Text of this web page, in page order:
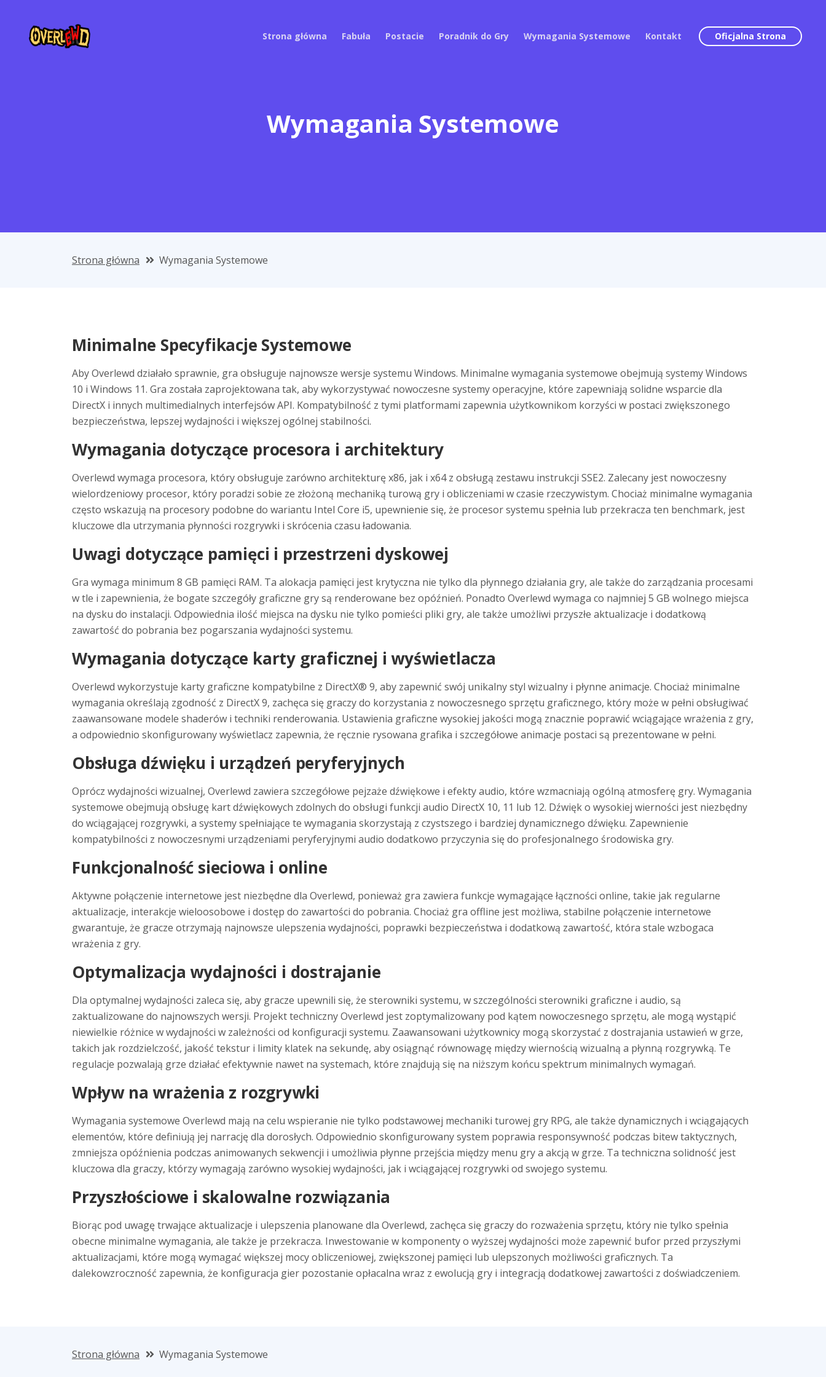
Strona główna Fabuła Postacie Poradnik do Gry Wymagania Systemowe Kontakt Oficjalna Strona
Wymagania Systemowe
Strona główna Wymagania Systemowe
Minimalne Specyfikacje Systemowe
Aby Overlewd działało sprawnie, gra obsługuje najnowsze wersje systemu Windows. Minimalne wymagania systemowe obejmują systemy Windows
10 i Windows 11. Gra została zaprojektowana tak, aby wykorzystywać nowoczesne systemy operacyjne, które zapewniają solidne wsparcie dla
DirectX i innych multimedialnych interfejsów API. Kompatybilność z tymi platformami zapewnia użytkownikom korzyści w postaci zwiększonego
bezpieczeństwa, lepszej wydajności i większej ogólnej stabilności.
Wymagania dotyczące procesora i architektury
Overlewd wymaga procesora, który obsługuje zarówno architekturę x86, jak i x64 z obsługą zestawu instrukcji SSE2. Zalecany jest nowoczesny
wielordzeniowy procesor, który poradzi sobie ze złożoną mechaniką turową gry i obliczeniami w czasie rzeczywistym. Chociaż minimalne wymagania
często wskazują na procesory podobne do wariantu Intel Core i5, upewnienie się, że procesor systemu spełnia lub przekracza ten benchmark, jest
kluczowe dla utrzymania płynności rozgrywki i skrócenia czasu ładowania.
Uwagi dotyczące pamięci i przestrzeni dyskowej
Gra wymaga minimum 8 GB pamięci RAM. Ta alokacja pamięci jest krytyczna nie tylko dla płynnego działania gry, ale także do zarządzania procesami
w tle i zapewnienia, że bogate szczegóły graficzne gry są renderowane bez opóźnień. Ponadto Overlewd wymaga co najmniej 5 GB wolnego miejsca
na dysku do instalacji. Odpowiednia ilość miejsca na dysku nie tylko pomieści pliki gry, ale także umożliwi przyszłe aktualizacje i dodatkową
zawartość do pobrania bez pogarszania wydajności systemu.
Wymagania dotyczące karty graficznej i wyświetlacza
Overlewd wykorzystuje karty graficzne kompatybilne z DirectX® 9, aby zapewnić swój unikalny styl wizualny i płynne animacje. Chociaż minimalne
wymagania określają zgodność z DirectX 9, zachęca się graczy do korzystania z nowoczesnego sprzętu graficznego, który może w pełni obsługiwać
zaawansowane modele shaderów i techniki renderowania. Ustawienia graficzne wysokiej jakości mogą znacznie poprawić wciągające wrażenia z gry,
a odpowiednio skonfigurowany wyświetlacz zapewnia, że ręcznie rysowana grafika i szczegółowe animacje postaci są prezentowane w pełni.
Obsługa dźwięku i urządzeń peryferyjnych
Oprócz wydajności wizualnej, Overlewd zawiera szczegółowe pejzaże dźwiękowe i efekty audio, które wzmacniają ogólną atmosferę gry. Wymagania
systemowe obejmują obsługę kart dźwiękowych zdolnych do obsługi funkcji audio DirectX 10, 11 lub 12. Dźwięk o wysokiej wierności jest niezbędny
do wciągającej rozgrywki, a systemy spełniające te wymagania skorzystają z czystszego i bardziej dynamicznego dźwięku. Zapewnienie
kompatybilności z nowoczesnymi urządzeniami peryferyjnymi audio dodatkowo przyczynia się do profesjonalnego środowiska gry.
Funkcjonalność sieciowa i online
Aktywne połączenie internetowe jest niezbędne dla Overlewd, ponieważ gra zawiera funkcje wymagające łączności online, takie jak regularne
aktualizacje, interakcje wieloosobowe i dostęp do zawartości do pobrania. Chociaż gra offline jest możliwa, stabilne połączenie internetowe
gwarantuje, że gracze otrzymają najnowsze ulepszenia wydajności, poprawki bezpieczeństwa i dodatkową zawartość, która stale wzbogaca
wrażenia z gry.
Optymalizacja wydajności i dostrajanie
Dla optymalnej wydajności zaleca się, aby gracze upewnili się, że sterowniki systemu, w szczególności sterowniki graficzne i audio, są
zaktualizowane do najnowszych wersji. Projekt techniczny Overlewd jest zoptymalizowany pod kątem nowoczesnego sprzętu, ale mogą wystąpić
niewielkie różnice w wydajności w zależności od konfiguracji systemu. Zaawansowani użytkownicy mogą skorzystać z dostrajania ustawień w grze,
takich jak rozdzielczość, jakość tekstur i limity klatek na sekundę, aby osiągnąć równowagę między wiernością wizualną a płynną rozgrywką. Te
regulacje pozwalają grze działać efektywnie nawet na systemach, które znajdują się na niższym końcu spektrum minimalnych wymagań.
Wpływ na wrażenia z rozgrywki
Wymagania systemowe Overlewd mają na celu wspieranie nie tylko podstawowej mechaniki turowej gry RPG, ale także dynamicznych i wciągających
elementów, które definiują jej narrację dla dorosłych. Odpowiednio skonfigurowany system poprawia responsywność podczas bitew taktycznych,
zmniejsza opóźnienia podczas animowanych sekwencji i umożliwia płynne przejścia między menu gry a akcją w grze. Ta techniczna solidność jest
kluczowa dla graczy, którzy wymagają zarówno wysokiej wydajności, jak i wciągającej rozgrywki od swojego systemu.
Przyszłościowe i skalowalne rozwiązania
Biorąc pod uwagę trwające aktualizacje i ulepszenia planowane dla Overlewd, zachęca się graczy do rozważenia sprzętu, który nie tylko spełnia
obecne minimalne wymagania, ale także je przekracza. Inwestowanie w komponenty o wyższej wydajności może zapewnić bufor przed przyszłymi
aktualizacjami, które mogą wymagać większej mocy obliczeniowej, zwiększonej pamięci lub ulepszonych możliwości graficznych. Ta
dalekowzroczność zapewnia, że konfiguracja gier pozostanie opłacalna wraz z ewolucją gry i integracją dodatkowej zawartości z doświadczeniem.
Strona główna Wymagania Systemowe